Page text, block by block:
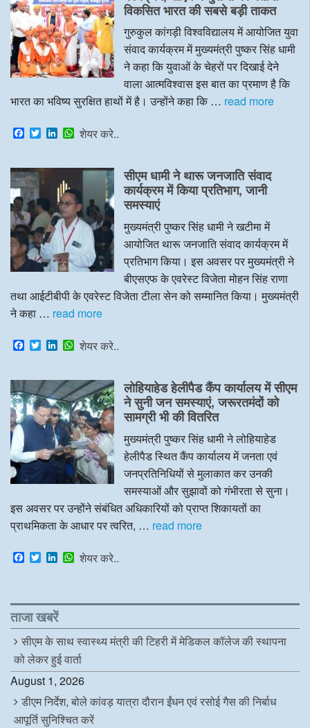
o
k
r I
n
p
p
विकसित भारत की सबसे बड़ी ताकत
गुरुकुल कांगड़ी विश्वविद्यालय में आयोजित युवा
संवाद कार्यक्रम में मुख्यमंत्री पुष्कर सिंह धामी
ने कहा कि युवाओं के चेहरों पर दिखाई देने
वाला आत्मविश्वास इस बात का प्रमाण है कि
भारत का भविष्य सुरक्षित हाथों में है। उन्होंने कहा कि … read more
F
a
e
b
o
o
k
T
w
t
e
r
L
k
e
d
I
n
W
t
A
p
p
शेयर करे..
सीएम धामी ने थारू जनजाति संवाद
कार्यक्रम में किया प्रतिभाग, जानी
समस्याएं
मुख्यमंत्री पुष्कर सिंह धामी ने खटीमा में
आयोजित थारू जनजाति संवाद कार्यक्रम में
प्रतिभाग किया। इस अवसर पर मुख्यमंत्री ने
बीएसएफ के एवरेस्ट विजेता मोहन सिंह राणा
तथा आईटीबीपी के एवरेस्ट विजेता टीला सेन को सम्मानित किया। मुख्यमंत्री
ने कहा … read more
F
a
e
b
o
o
k
T
w
t
t
e
r
L
k
e
d
I
n
W
t
s
A
p
p
शेयर करे..
लोहियाहेड हेलीपैड कैंप कार्यालय में सीएम
ने सुनी जन समस्याएं, जरूरतमंदों को
सामग्री भी की वितरित
मुख्यमंत्री पुष्कर सिंह धामी ने लोहियाहेड
हेलीपैड स्थित कैंप कार्यालय में जनता एवं
जनप्रतिनिधियों से मुलाकात कर उनकी
समस्याओं और सुझावों को गंभीरता से सुना।
इस अवसर पर उन्होंने संबंधित अधिकारियों को प्राप्त शिकायतों का
प्राथमिकता के आधार पर त्वरित, … read more
F
a
b
o
o
k
T
w
t
e
r
L
e
d
I
n
W
s
p
शेयर करे..
ताजा खबरें
सीएम के साथ स्वास्थ्य मंत्री की टिहरी में मेडिकल कॉलेज की स्थापना
को लेकर हुई वार्ता
August 1, 2026
डीएम निर्देश, बोले कांवड़ यात्रा दौरान ईंधन एवं रसोई गैस की निर्बाध
आपूर्ति सुनिश्चित करें